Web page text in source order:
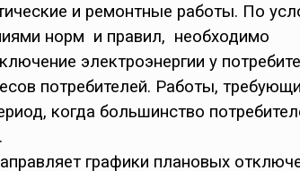
и ремонтные работы. По
норм и правил, необходимо
электроэнергии у
потребителей. Работы,
когда большинство
графики плановых